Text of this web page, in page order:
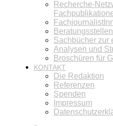
Recherche-
Sachbücher zur
Analysen und
Broschüren für
KONTAKT
Die Redaktion
Referenzen
Spenden
Impressum